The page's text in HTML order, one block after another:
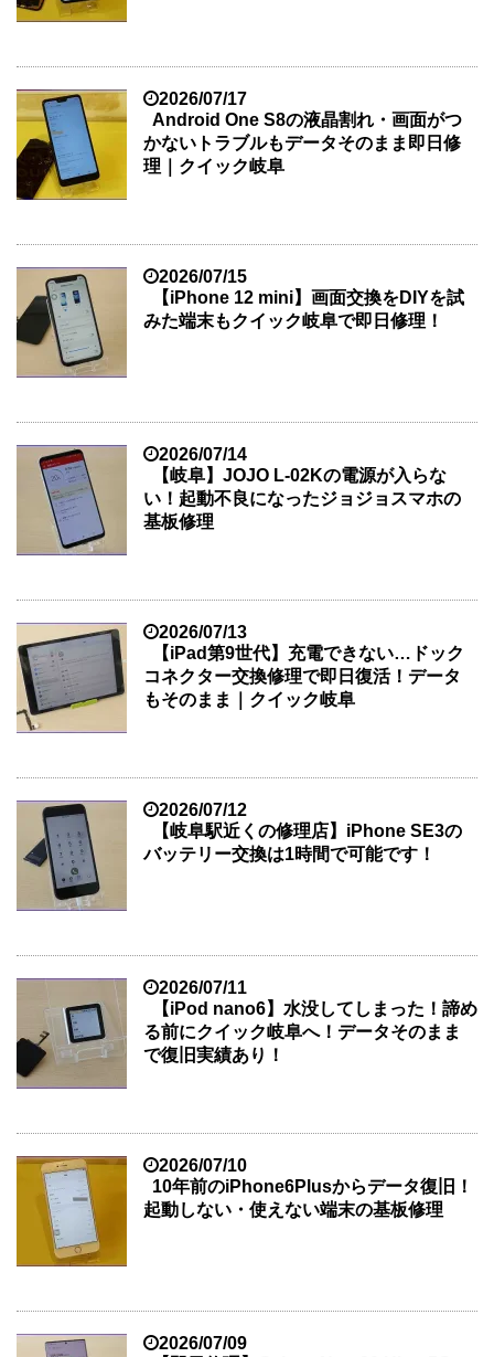
2026/07/17
Android One S8の液晶割れ・画面がつ
かないトラブルもデータそのまま即日修
理｜クイック岐阜
2026/07/15
【iPhone 12 mini】画面交換をDIYを試
みた端末もクイック岐阜で即日修理！
2026/07/14
【岐阜】JOJO L-02Kの電源が入らな
い！起動不良になったジョジョスマホの
基板修理
2026/07/13
【iPad第9世代】充電できない…ドック
コネクター交換修理で即日復活！データ
もそのまま｜クイック岐阜
2026/07/12
【岐阜駅近くの修理店】iPhone SE3の
バッテリー交換は1時間で可能です！
2026/07/11
【iPod nano6】水没してしまった！諦め
る前にクイック岐阜へ！データそのまま
で復旧実績あり！
2026/07/10
10年前のiPhone6Plusからデータ復旧！
起動しない・使えない端末の基板修理
2026/07/09